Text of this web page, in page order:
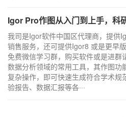
Igor Pro作图从入门到上手，科研图表高
我司是Igor软件中国区代理商，提供
销售服务，还可提供Igor8 或是更早
免费微信学习群，购买软件或是进
数据分析领域的常用工具，其作图功
复杂操作，即可快速生成符合学术规
验报告、数据汇报等各···